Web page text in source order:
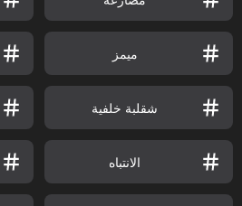
ميمز
شقلبة خلفية
الانتباه